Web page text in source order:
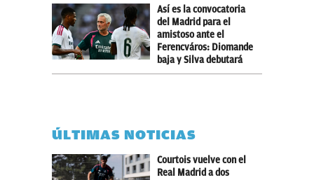
Así es la convocatoria
del Madrid para el
amistoso ante el
Ferencváros: Diomande
baja y Silva debutará
ÚLTIMAS NOTICIAS
Courtois vuelve con el
Real Madrid a dos